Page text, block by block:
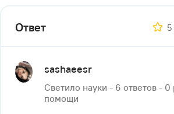
Ответ 5
sashaeesr
Светило науки - 6 ответов - 0
помощи